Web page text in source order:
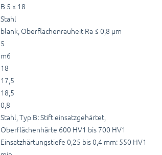
B 5 x 18
Stahl
blank, Oberflächenrauheit Ra ≤ 0,8 µm
5
m6
18
17,5
18,5
0,8
Stahl, Typ B: Stift einsatzgehärtet,
Oberflächenhärte 600 HV1 bis 700 HV1
Einsatzhärtungstiefe 0,25 bis 0,4 mm: 550 HV1